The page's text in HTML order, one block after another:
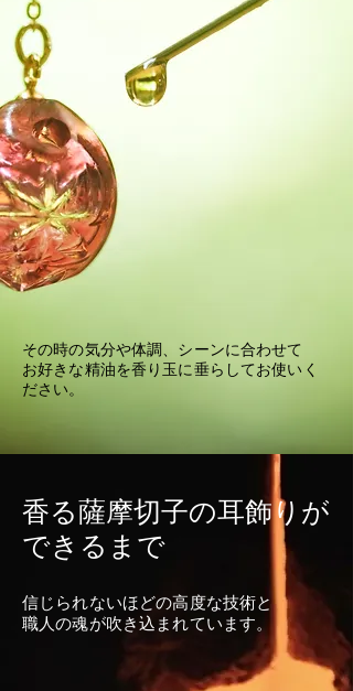
その時の気分や体調、シーンに合わせて
お好きな精油を香り玉に垂らしてお使いく
ださい。
香る薩摩切子の耳飾りが
できるまで
信じられないほどの高度な技術と
職人の魂が吹き込まれています。